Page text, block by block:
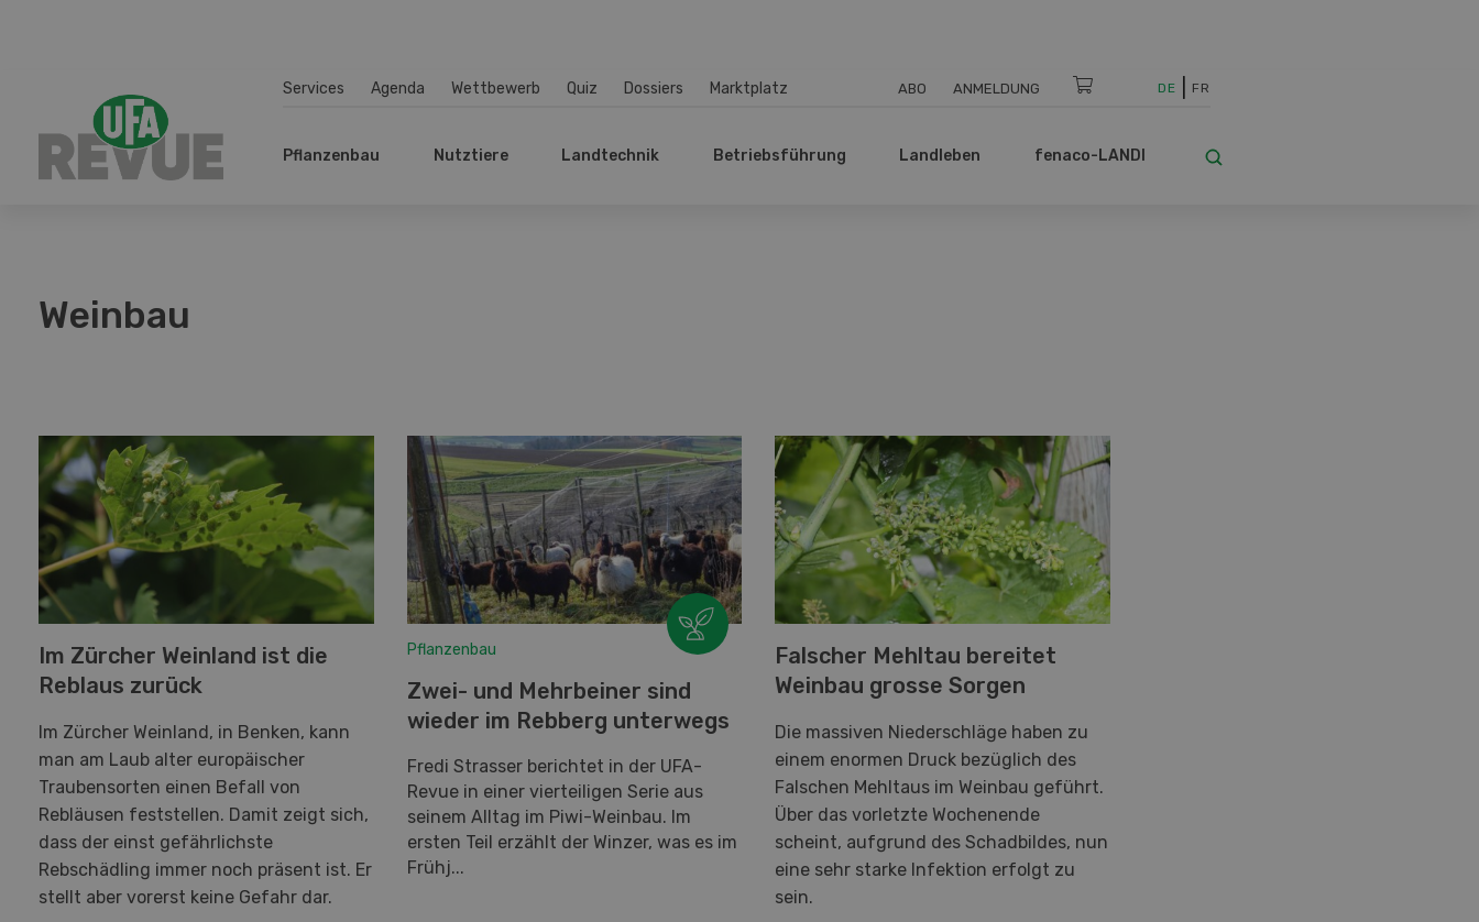
Services Agenda Wettbewerb Quiz Dossiers Marktplatz ABO ANMELDUNG DE FR
Pflanzenbau Nutztiere Landtechnik Betriebsführung Landleben fenaco-LANDI
Weinbau
Im Zürcher Weinland ist die
Reblaus zurück
Im Zürcher Weinland, in Benken, kann
man am Laub alter europäischer
Traubensorten einen Befall von
Rebläusen feststellen. Damit zeigt sich,
dass der einst gefährlichste
Rebschädling immer noch präsent ist. Er
stellt aber vorerst keine Gefahr dar.
Pflanzenbau
Zwei- und Mehrbeiner sind
wieder im Rebberg unterwegs
Fredi Strasser berichtet in der UFA-
Revue in einer vierteiligen Serie aus
seinem Alltag im Piwi-Weinbau. Im
ersten Teil erzählt der Winzer, was es im
Frühj...
Falscher Mehltau bereitet
Weinbau grosse Sorgen
Die massiven Niederschläge haben zu
einem enormen Druck bezüglich des
Falschen Mehltaus im Weinbau geführt.
Über das vorletzte Wochenende
scheint, aufgrund des Schadbildes, nun
eine sehr starke Infektion erfolgt zu
sein.